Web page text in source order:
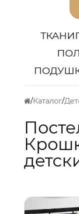
ТКАНИ
Каталог